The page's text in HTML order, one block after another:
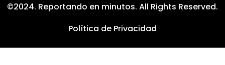
©2024. Reportando en minutos. All Rights Reserved.
Política de Privacidad